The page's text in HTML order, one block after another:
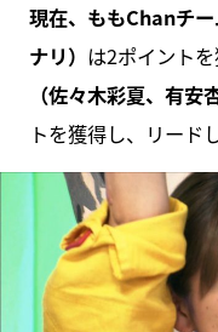
現在、ももChanチ
ナリ） は2ポイント
（佐々木彩夏、有安
トを獲得し、リード